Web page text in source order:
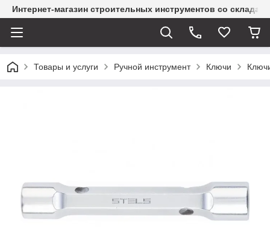
Интернет-магазин строительных инструментов со склада
Товары и услуги Ручной инструмент Ключи